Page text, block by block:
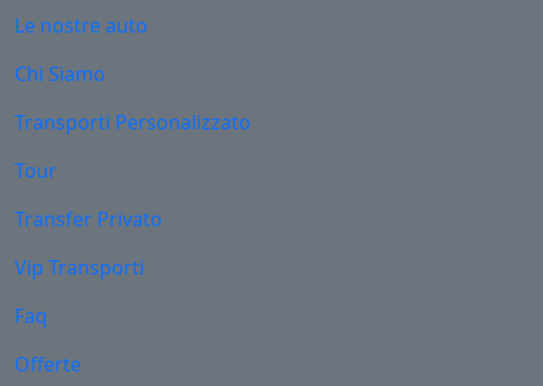
Le nostre auto
Chi Siamo
Transporti Personalizzato
Tour
Transfer Privato
Vip Transporti
Faq
Offerte